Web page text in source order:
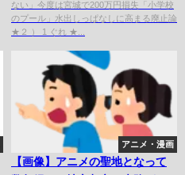
浮上する
ない」今度は宮城で200万円損失「小学校
のプール」水出しっぱなしに高まる廃止論
★２ ） 1 ぐれ ★...
アニメ・漫画
【画像】アニメの聖地となって